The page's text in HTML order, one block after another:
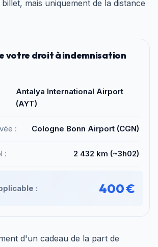
mais uniquement de la distance
votre droit à indemnisation
Antalya International Airport
(AYT)
: Cologne Bonn Airport (CGN)
: 2 432 km (~3h02)
: 400 €
d'un cadeau de la part de